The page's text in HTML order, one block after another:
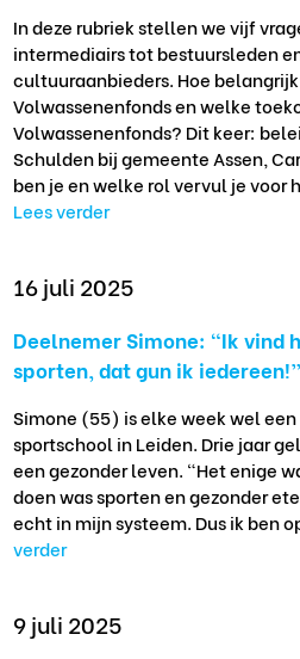
In deze rubriek stellen we vijf
intermediairs tot bestuursleden
cultuuraanbieders. Hoe
Volwassenenfonds en welke
Volwassenenfonds? Dit keer:
Schulden bij gemeente Assen,
ben je en welke rol vervul je voor
Lees verder
16 juli 2025
Deelnemer Simone: “Ik vind
sporten, dat gun ik iedereen!”
Simone (55) is elke week wel
sportschool in Leiden. Drie jaar
een gezonder leven. “Het enige
doen was sporten en gezonder
echt in mijn systeem. Dus ik ben
verder
9 juli 2025